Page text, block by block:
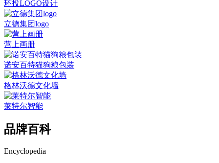
环投LOGO设计
立德集团logo
营上画册
诺安百特猫狗粮包装
格林沃德文化墙
莱特尔智能
品牌百科
Encyclopedia